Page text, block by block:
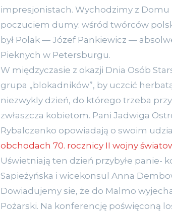
impresjonistach. Wychodzimy z Domu
poczuciem dumy: wśród twórców
był Polak — Józef Pankiewicz —
Pieknych w Petersburgu.
W międzyczasie z okazji Dnia Osób
grupa „blokadników”, by uczcić
niezwykly dzień, do którego trzeba
zwłaszcza kobietom. Pani Jadwiga
Rybalczenko opowiadają o swoim
obchodach 70. rocznicy II wojny
Uświetniają ten dzień przybyłe panie-
Sapieżyńska i wicekonsul Anna
Dowiadujemy sie, że do Malmo
Pożarski. Na konferencję poświęconą